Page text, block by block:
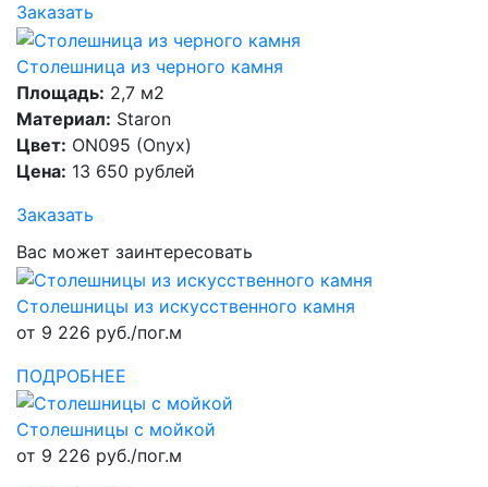
Заказать
Столешница из черного камня
Площадь: 2,7 м2
Материал: Staron
Цвет: ON095 (Onyx)
Цена: 13 650 рублей
Заказать
Вас может заинтересовать
Столешницы из искусственного камня
от 9 226 руб./пог.м
ПОДРОБНЕЕ
Столешницы с мойкой
от 9 226 руб./пог.м